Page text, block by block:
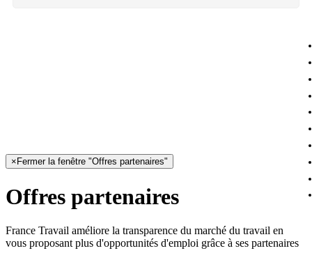
× Fermer la fenêtre "Offres partenaires"
Offres partenaires
France Travail améliore la transparence du marché du travail en
vous proposant plus d'opportunités d'emploi grâce à ses partenaires